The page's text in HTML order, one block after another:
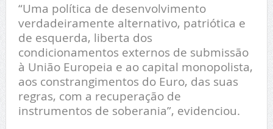
“Uma política de desenvolvimento
verdadeiramente alternativo, patriótica e
de esquerda, liberta dos
condicionamentos externos de submissão
à União Europeia e ao capital monopolista,
aos constrangimentos do Euro, das suas
regras, com a recuperação de
instrumentos de soberania”, evidenciou.